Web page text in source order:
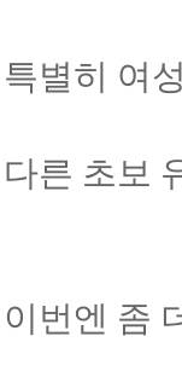
특별히 여
다른 초보
이번엔 좀